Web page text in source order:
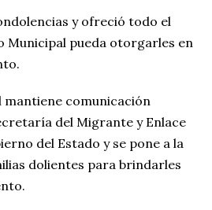
y ofreció todo el
Municipal pueda otorgarles en
mantiene comunicación
del Migrante y Enlace
del Estado y se pone a la
dolientes para brindarles